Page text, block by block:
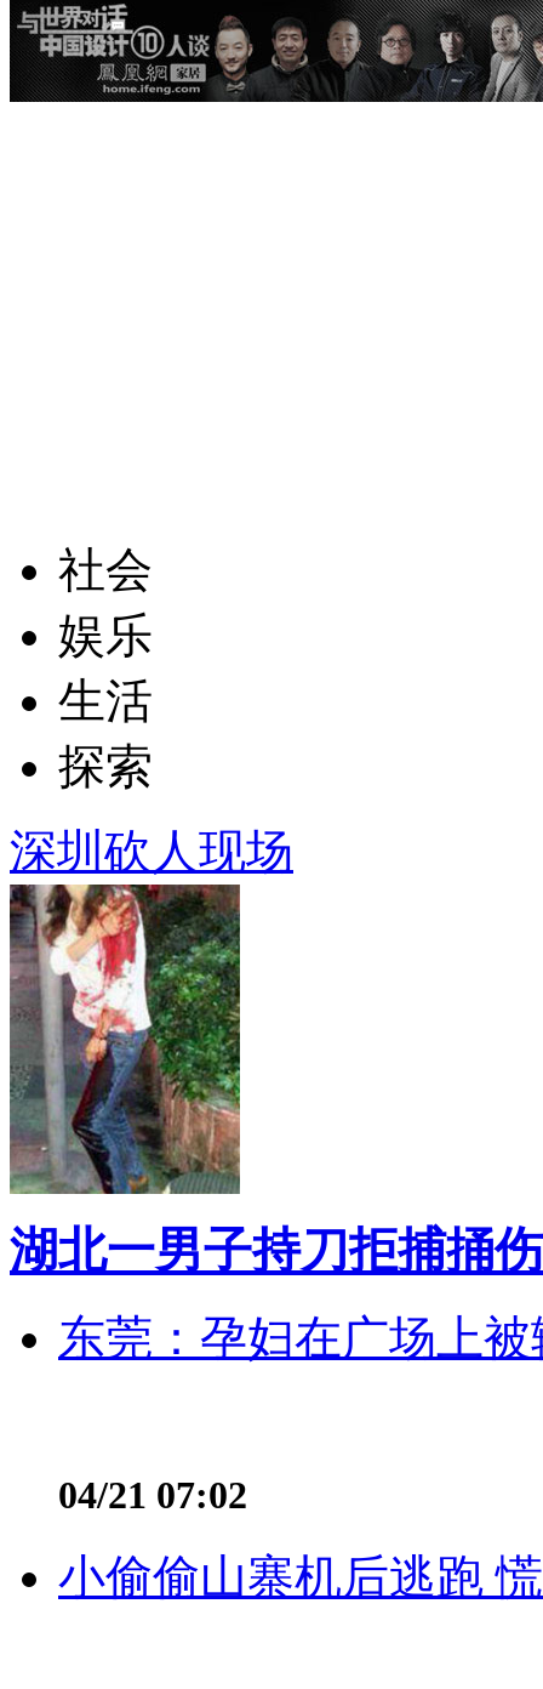
社会
娱乐
生活
探索
深圳砍人现场
湖北一男子持刀拒捕捅
东莞：孕妇在广场上
04/21 07:02
小偷偷山寨机后逃跑